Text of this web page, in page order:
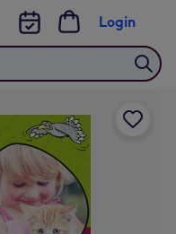
Login